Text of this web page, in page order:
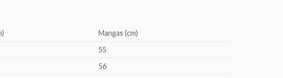
Mangas (cm)
55
56